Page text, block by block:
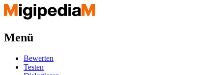
Menü
Bewerten
Testen